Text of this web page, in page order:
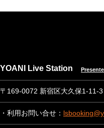
YOANI Live Station
〒169-0072 新宿区大久保1-
・利用お問い合せ：